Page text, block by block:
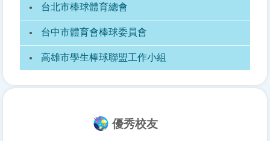
台北市棒球體育總會
台中市體育會棒球委員會
高雄市學生棒球聯盟工作小組
優秀校友